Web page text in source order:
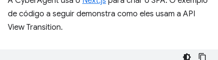
de código a seguir demonstra como eles usam a API
View Transition.